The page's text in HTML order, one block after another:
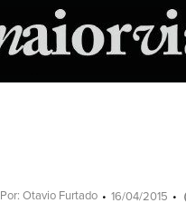
Por: Otavio Furtado 16/04/2015